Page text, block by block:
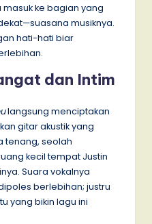
masuk ke bagian yang
musiknya.
hati-hati biar
dan Intim
langsung menciptakan
gitar akustik yang
tenang, seolah
kecil tempat Justin
Suara vokalnya
berlebihan; justru
yang bikin lagu ini